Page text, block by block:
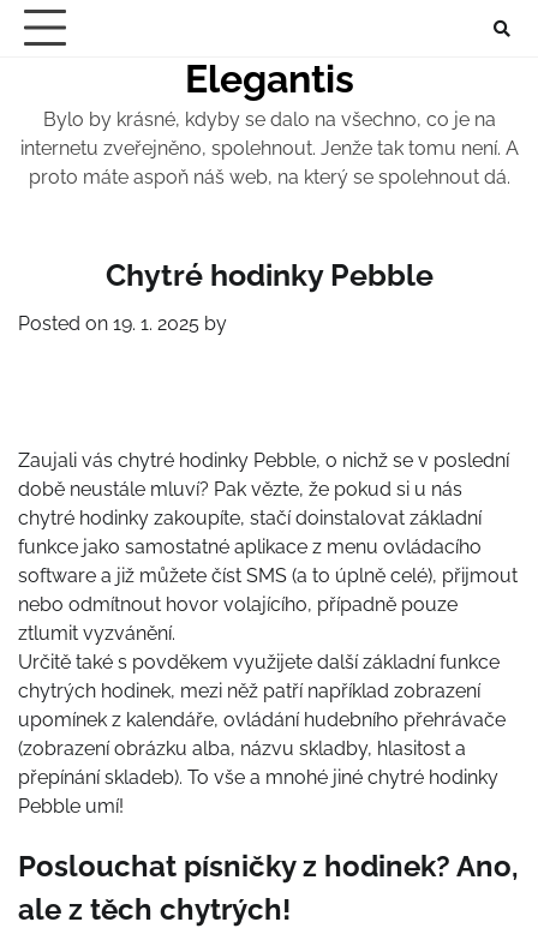
Skip
Elegantis
Bylo by krásné, kdyby se dalo na všechno, co je na
internetu zveřejněno, spolehnout. Jenže tak tomu není. A
proto máte aspoň náš web, na který se spolehnout dá.
Chytré hodinky Pebble
Posted on 19. 1. 2025 by
Zaujali vás chytré hodinky Pebble, o nichž se v poslední
době neustále mluví? Pak vězte, že pokud si u nás
chytré hodinky zakoupíte, stačí doinstalovat základní
funkce jako samostatné aplikace z menu ovládacího
software a již můžete číst SMS (a to úplně celé), přijmout
nebo odmítnout hovor volajícího, případně pouze
ztlumit vyzvánění.
Určitě také s povděkem využijete další základní funkce
chytrých hodinek, mezi něž patří například zobrazení
upomínek z kalendáře, ovládání hudebního přehrávače
(zobrazení obrázku alba, názvu skladby, hlasitost a
přepínání skladeb). To vše a mnohé jiné chytré hodinky
Pebble umí!
Poslouchat písničky z hodinek? Ano,
ale z těch chytrých!